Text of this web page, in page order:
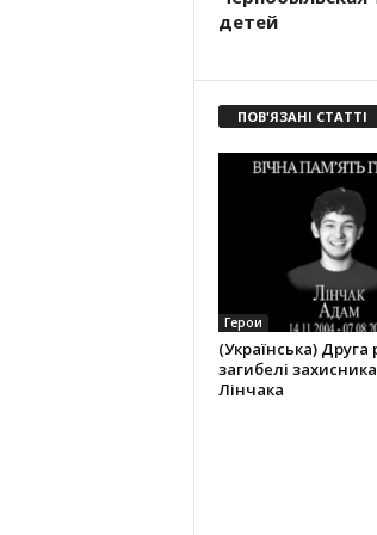
детей
ПОВ'ЯЗАНІ СТАТТІ
Герои
(Українська) Друга
загибелі
Лінчака